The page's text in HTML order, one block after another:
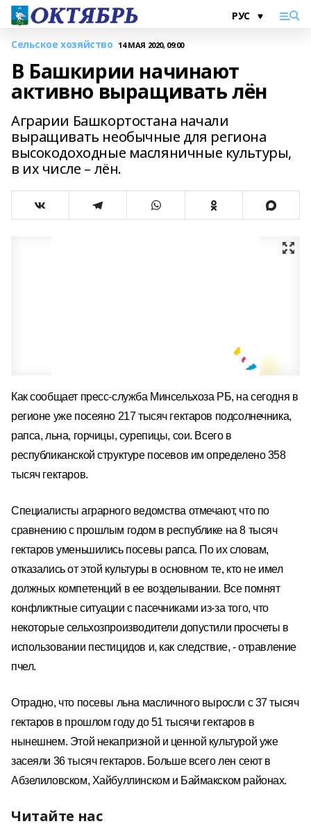
Сельское хозяйство 14 МАЯ 2020, 09:00
В Башкирии начинают
активно выращивать лён
Аграрии Башкортостана начали
выращивать необычные для региона
высокодоходные масляничные культуры,
в их числе – лён.
Как сообщает пресс-служба Минсельхоза РБ, на сегодня в
регионе уже посеяно 217 тысяч гектаров подсолнечника,
рапса, льна, горчицы, сурепицы, сои. Всего в
республиканской структуре посевов им определено 358
тысяч гектаров.
Специалисты аграрного ведомства отмечают, что по
сравнению с прошлым годом в республике на 8 тысяч
гектаров уменьшились посевы рапса. По их словам,
отказались от этой культуры в основном те, кто не имел
должных компетенций в ее возделывании. Все помнят
конфликтные ситуации с пасечниками из-за того, что
некоторые сельхозпроизводители допустили просчеты в
использовании пестицидов и, как следствие, - отравление
пчел.
Отрадно, что посевы льна масличного выросли с 37 тысяч
гектаров в прошлом году до 51 тысячи гектаров в
нынешнем. Этой некапризной и ценной культурой уже
засеяли 36 тысяч гектаров. Больше всего лен сеют в
Абзелиловском, Хайбуллинском и Баймакском районах.
Читайте нас